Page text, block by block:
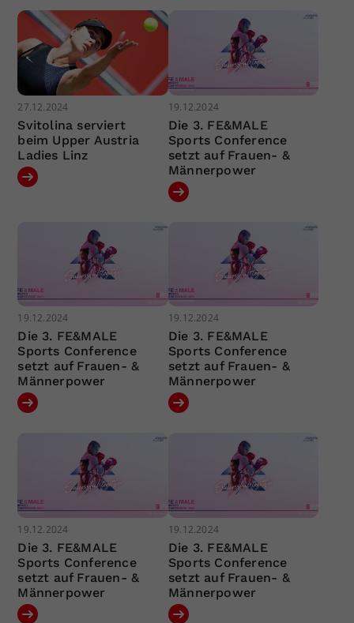
27.12.2024
Svitolina serviert
beim Upper Austria
Ladies Linz
19.12.2024
Die 3. FE&MALE
Sports Conference
setzt auf Frauen- &
Männerpower
19.12.2024
Die 3. FE&MALE
Sports Conference
setzt auf Frauen- &
Männerpower
19.12.2024
Die 3. FE&MALE
Sports Conference
setzt auf Frauen- &
Männerpower
19.12.2024
Die 3. FE&MALE
Sports Conference
setzt auf Frauen- &
Männerpower
19.12.2024
Die 3. FE&MALE
Sports Conference
setzt auf Frauen- &
Männerpower